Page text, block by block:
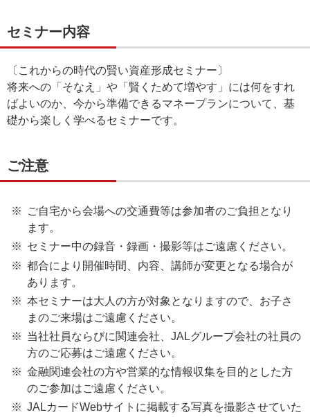
セミナー内容
〔これからの時代の賢い資産形成セミナー〕
将来への「そなえ」や「賢くためて増やす」には何をすれ
ばよいのか、今から準備できるマネープランについて、基
礎から楽しく学べるセミナーです。
ご注意
ご自宅から会場への交通費等は参加者のご負担となり
ます。
セミナー中の録音・録画・撮影等はご遠慮ください。
都合により開催時間、内容、講師が変更となる場合が
あります。
本セミナーは大人の方が対象となりますので、お子さ
まのご来場はご遠慮ください。
当社社員ならびに関連会社、JALグループ会社の社員の
方のご応募はご遠慮ください。
金融関連会社の方や営業的な情報収集を目的とした方
のご参加はご遠慮ください。
JALカードWebサイトに掲載する写真を撮影させていた